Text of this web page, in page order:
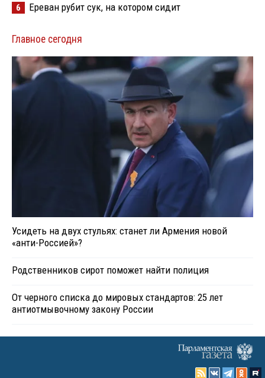
6 Ереван рубит сук, на котором сидит
Главное сегодня
Усидеть на двух стульях: станет ли Армения новой
«анти-Россией»?
Родственников сирот поможет найти полиция
От черного списка до мировых стандартов: 25 лет
антиотмывочному закону России